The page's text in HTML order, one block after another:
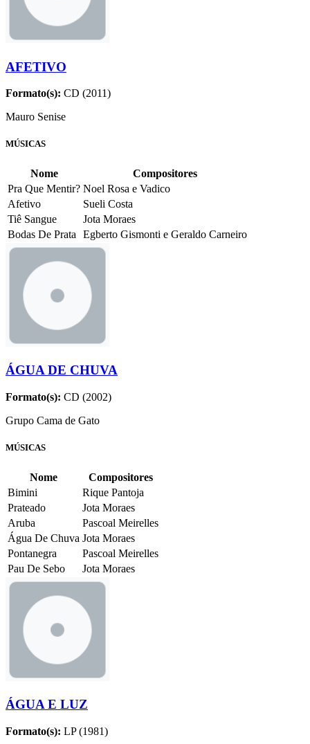
AFETIVO
Formato(s): CD (2011)
Mauro Senise
MÚSICAS
Nome
Compositores
Pra Que Mentir? Noel Rosa e Vadico
Afetivo
Sueli Costa
Tiê Sangue
Jota Moraes
Bodas De Prata
Egberto Gismonti e Geraldo Carneiro
ÁGUA DE CHUVA
Formato(s): CD (2002)
Grupo Cama de Gato
MÚSICAS
Nome
Compositores
Bimini
Rique Pantoja
Prateado
Jota Moraes
Aruba
Pascoal Meirelles
Água De Chuva Jota Moraes
Pontanegra
Pascoal Meirelles
Pau De Sebo
Jota Moraes
ÁGUA E LUZ
Formato(s): LP (1981)